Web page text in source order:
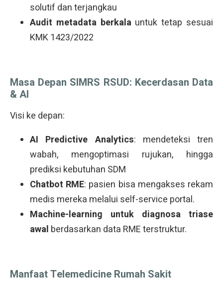
solutif dan terjangkau
Audit metadata berkalauntuk tetap sesuai
KMK 1423/2022
Masa Depan SIMRS RSUD: Kecerdasan Data
& AI
Visi ke depan:
AI Predictive Analytics: mendeteksi tren
wabah, mengoptimasi rujukan, hingga
prediksi kebutuhan SDM
Chatbot RME: pasien bisa mengakses rekam
medis mereka melalui self-service portal.
Machine-learning untuk diagnosa triase
awal berdasarkan data RME terstruktur.
Manfaat Telemedicine Rumah Sakit